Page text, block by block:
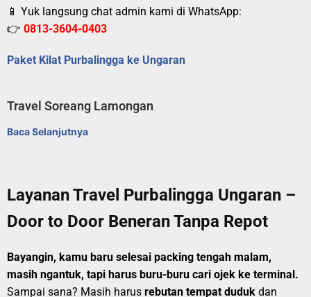
📱 Yuk langsung chat admin kami di WhatsApp:
👉 0813-3604-0403
Paket Kilat Purbalingga ke Ungaran
Travel Soreang Lamongan
Baca Selanjutnya
Layanan Travel Purbalingga Ungaran –
Door to Door Beneran Tanpa Repot
Bayangin, kamu baru selesai packing tengah malam,
masih ngantuk, tapi harus buru-buru cari ojek ke terminal.
Sampai sana? Masih harus rebutan tempat duduk dan